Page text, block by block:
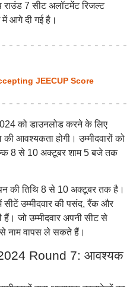
7 सीट अलॉटमेंट रिजल्ट
आगे दी गई है।
JEECUP Score
को डाउनलोड करने के लिए
आवश्यकता होगी। उम्मीदवारों को
8 से 10 अक्टूबर शाम 5 बजे तक
की तिथि 8 से 10 अक्टूबर तक है।
सीटें उम्मीदवार की पसंद, रैंक और
जो उम्मीदवार अपनी सीट से
नाम वापस ले सकते हैं।
Round 7: आवश्यक